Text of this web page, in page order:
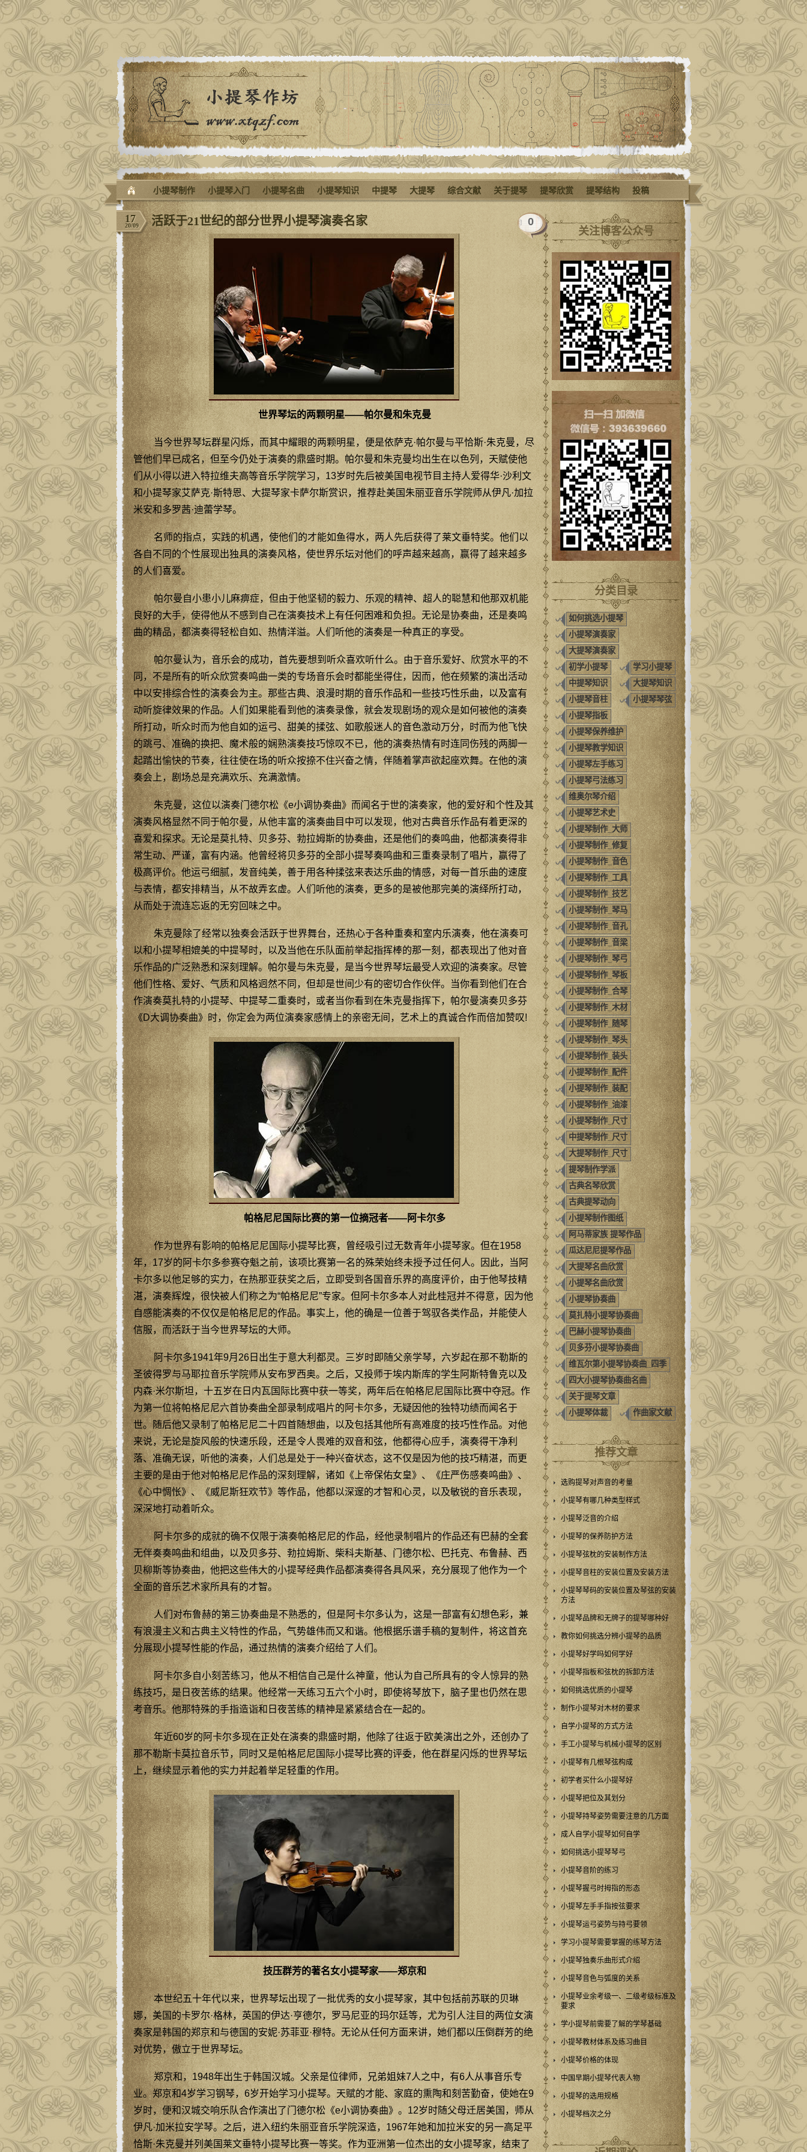
小提琴制作 小提琴入门 小提琴名曲 小提琴知识 中提琴 大提琴 综合文献 关于提琴 提琴欣赏 提琴结构 投稿
活跃于21世纪的部分世界小提琴演奏名家
世界琴坛的两颗明星——帕尔曼和朱克曼
当今世界琴坛群星闪烁，而其中耀眼的两颗明星，便是依萨克·帕尔曼与平恰斯·朱克曼，尽
管他们早已成名，但至今仍处于演奏的鼎盛时期。帕尔曼和朱克曼均出生在以色列，天赋使他
们从小得以进入特拉维夫高等音乐学院学习，13岁时先后被美国电视节目主持人爱得华·沙利文
和小提琴家艾萨克·斯特恩、大提琴家卡萨尔斯赏识，推荐赴美国朱丽亚音乐学院师从伊凡·加拉
米安和多罗茜·迪蕾学琴。
名师的指点，实践的机遇，使他们的才能如鱼得水，两人先后获得了莱文垂特奖。他们以
各自不同的个性展现出独具的演奏风格，使世界乐坛对他们的呼声越来越高，赢得了越来越多
的人们喜爱。
帕尔曼自小患小儿麻痹症，但由于他坚韧的毅力、乐观的精神、超人的聪慧和他那双机能
良好的大手，使得他从不感到自己在演奏技术上有任何困难和负担。无论是协奏曲，还是奏鸣
曲的精品，都演奏得轻松自如、热情洋溢。人们听他的演奏是一种真正的享受。
帕尔曼认为，音乐会的成功，首先要想到听众喜欢听什么。由于音乐爱好、欣赏水平的不
同，不是所有的听众欣赏奏鸣曲一类的专场音乐会时都能坐得住，因而，他在频繁的演出活动
中以安排综合性的演奏会为主。那些古典、浪漫时期的音乐作品和一些技巧性乐曲，以及富有
动听旋律效果的作品。人们如果能看到他的演奏录像，就会发现剧场的观众是如何被他的演奏
所打动，听众时而为他自如的运弓、甜美的揉弦、如歌般迷人的音色激动万分，时而为他飞快
的跳弓、准确的换把、魔术般的娴熟演奏技巧惊叹不已，他的演奏热情有时连同伤残的两脚一
起踏出愉快的节奏，往往使在场的听众按捺不住兴奋之情，伴随着掌声欲起座欢舞。在他的演
奏会上，剧场总是充满欢乐、充满激情。
朱克曼，这位以演奏门德尔松《e小调协奏曲》而闻名于世的演奏家，他的爱好和个性及其
演奏风格显然不同于帕尔曼，从他丰富的演奏曲目中可以发现，他对古典音乐作品有着更深的
喜爱和探求。无论是莫扎特、贝多芬、勃拉姆斯的协奏曲，还是他们的奏鸣曲，他都演奏得非
常生动、严谨，富有内涵。他曾经将贝多芬的全部小提琴奏鸣曲和三重奏录制了唱片，赢得了
极高评价。他运弓细腻，发音纯美，善于用各种揉弦来表达乐曲的情感，对每一首乐曲的速度
与表情，都安排精当，从不故弄玄虚。人们听他的演奏，更多的是被他那完美的演绎所打动，
从而处于流连忘返的无穷回味之中。
朱克曼除了经常以独奏会活跃于世界舞台，还热心于各种重奏和室内乐演奏，他在演奏可
以和小提琴相媲美的中提琴时，以及当他在乐队面前举起指挥棒的那一刻，都表现出了他对音
乐作品的广泛熟悉和深刻理解。帕尔曼与朱克曼，是当今世界琴坛最受人欢迎的演奏家。尽管
他们性格、爱好、气质和风格迥然不同，但却是世间少有的密切合作伙伴。当你看到他们在合
作演奏莫扎特的小提琴、中提琴二重奏时，或者当你看到在朱克曼指挥下，帕尔曼演奏贝多芬
《D大调协奏曲》时，你定会为两位演奏家感情上的亲密无间，艺术上的真诚合作而倍加赞叹!
帕格尼尼国际比赛的第一位摘冠者——阿卡尔多
作为世界有影响的帕格尼尼国际小提琴比赛，曾经吸引过无数青年小提琴家。但在1958
年，17岁的阿卡尔多参赛夺魁之前，该项比赛第一名的殊荣始终未授予过任何人。因此，当阿
卡尔多以他足够的实力，在热那亚获奖之后，立即受到各国音乐界的高度评价，由于他琴技精
湛，演奏辉煌，很快被人们称之为“帕格尼尼”专家。但阿卡尔多本人对此桂冠并不得意，因为他
自感能演奏的不仅仅是帕格尼尼的作品。事实上，他的确是一位善于驾驭各类作品，并能使人
信服，而活跃于当今世界琴坛的大师。
阿卡尔多1941年9月26日出生于意大利都灵。三岁时即随父亲学琴，六岁起在那不勒斯的
圣彼得罗与马耶拉音乐学院师从安布罗西奥。之后，又投师于埃内斯库的学生阿斯特鲁克以及
内森·米尔斯坦，十五岁在日内瓦国际比赛中获一等奖，两年后在帕格尼尼国际比赛中夺冠。作
为第一位将帕格尼尼六首协奏曲全部录制成唱片的阿卡尔多，无疑因他的独特功绩而闻名于
世。随后他又录制了帕格尼尼二十四首随想曲，以及包括其他所有高难度的技巧性作品。对他
来说，无论是旋风般的快速乐段，还是令人畏难的双音和弦，他都得心应手，演奏得干净利
落、准确无误，听他的演奏，人们总是处于一种兴奋状态，这不仅是因为他的技巧精湛，而更
主要的是由于他对帕格尼尼作品的深刻理解，诸如《上帝保佑女皇》、《庄严伤感奏鸣曲》、
《心中惆怅》、《威尼斯狂欢节》等作品，他都以深邃的才智和心灵，以及敏锐的音乐表现，
深深地打动着听众。
阿卡尔多的成就的确不仅限于演奏帕格尼尼的作品，经他录制唱片的作品还有巴赫的全套
无伴奏奏鸣曲和组曲，以及贝多芬、勃拉姆斯、柴科夫斯基、门德尔松、巴托克、布鲁赫、西
贝柳斯等协奏曲，他把这些伟大的小提琴经典作品都演奏得各具风采，充分展现了他作为一个
全面的音乐艺术家所具有的才智。
人们对布鲁赫的第三协奏曲是不熟悉的，但是阿卡尔多认为，这是一部富有幻想色彩，兼
有浪漫主义和古典主义特性的作品，气势雄伟而又和谐。他根据乐谱手稿的复制件，将这首充
分展现小提琴性能的作品，通过热情的演奏介绍给了人们。
阿卡尔多自小刻苦练习，他从不相信自己是什么神童，他认为自己所具有的令人惊异的熟
练技巧，是日夜苦练的结果。他经常一天练习五六个小时，即使将琴放下，脑子里也仍然在思
考音乐。他那特殊的手指造诣和日夜苦练的精神是紧紧结合在一起的。
年近60岁的阿卡尔多现在正处在演奏的鼎盛时期，他除了往返于欧美演出之外，还创办了
那不勒斯卡莫拉音乐节，同时又是帕格尼尼国际小提琴比赛的评委，他在群星闪烁的世界琴坛
上，继续显示着他的实力并起着举足轻重的作用。
技压群芳的著名女小提琴家——郑京和
本世纪五十年代以来，世界琴坛出现了一批优秀的女小提琴家，其中包括前苏联的贝琳
娜，美国的卡罗尔·格林，英国的伊达·亨德尔，罗马尼亚的玛尔廷等，尤为引人注目的两位女演
奏家是韩国的郑京和与德国的安妮·苏菲亚·穆特。无论从任何方面来讲，她们都以压倒群芳的绝
对优势，傲立于世界琴坛。
郑京和，1948年出生于韩国汉城。父亲是位律师，兄弟姐妹7人之中，有6人从事音乐专
业。郑京和4岁学习钢琴，6岁开始学习小提琴。天赋的才能、家庭的熏陶和刻苦勤奋，使她在9
岁时，便和汉城交响乐队合作演出了门德尔松《e小调协奏曲》。12岁时随父母迁居美国，师从
伊凡·加米拉安学琴。之后，进入纽约朱丽亚音乐学院深造，1967年她和加拉米安的另一高足平
恰斯·朱克曼并列美国莱文垂特小提琴比赛一等奖。作为亚洲第一位杰出的女小提琴家，结束了
0
17
20/09 关注博客公众号
分类目录
如何挑选小提琴
小提琴演奏家
大提琴演奏家
初学小提琴
学习小提琴
中提琴知识
大提琴知识
小提琴音柱
小提琴琴弦
小提琴指板
小提琴保养维护
小提琴教学知识
小提琴左手练习
小提琴弓法练习
维奥尔琴介绍
小提琴艺术史
小提琴制作_大师
小提琴制作_修复
小提琴制作_音色
小提琴制作_工具
小提琴制作_技艺
小提琴制作_琴马
小提琴制作_音孔
小提琴制作_音梁
小提琴制作_琴弓
小提琴制作_琴板
小提琴制作_合琴
小提琴制作_木材
小提琴制作_随琴
小提琴制作_琴头
小提琴制作_装头
小提琴制作_配件
小提琴制作_装配
小提琴制作_油漆
小提琴制作_尺寸
中提琴制作_尺寸
大提琴制作_尺寸
提琴制作学派
古典名琴欣赏
古典提琴动向
小提琴制作图纸
阿马蒂家族 提琴作品
瓜达尼尼提琴作品
大提琴名曲欣赏
小提琴名曲欣赏
小提琴协奏曲
莫扎特小提琴协奏曲
巴赫小提琴协奏曲
贝多芬小提琴协奏曲
维瓦尔第小提琴协奏曲_四季
四大小提琴协奏曲名曲
关于提琴文章
小提琴体裁
作曲家文献
推荐文章
选购提琴对声音的考量
小提琴有哪几种类型样式
小提琴泛音的介绍
小提琴的保养防护方法
小提琴弦枕的安装制作方法
小提琴音柱的安装位置及安装方法
小提琴琴码的安装位置及琴弦的安装
方法
小提琴品牌和无牌子的提琴哪种好
教你如何挑选分辨小提琴的品质
小提琴好学吗如何学好
小提琴指板和弦枕的拆卸方法
如何挑选优质的小提琴
制作小提琴对木材的要求
自学小提琴的方式方法
手工小提琴与机械小提琴的区别
小提琴有几根琴弦构成
初学者买什么小提琴好
小提琴把位及其划分
小提琴持琴姿势需要注意的几方面
成人自学小提琴如何自学
如何挑选小提琴琴弓
小提琴音阶的练习
小提琴握弓时拇指的形态
小提琴左手手指按弦要求
小提琴运弓姿势与持弓要领
学习小提琴需要掌握的练琴方法
小提琴独奏乐曲形式介绍
小提琴音色与弧度的关系
小提琴业余考级一、二级考级标准及
要求
学小提琴前需要了解的学琴基础
小提琴教材体系及练习曲目
小提琴价格的体现
中国早期小提琴代表人物
小提琴的选用规格
小提琴档次之分